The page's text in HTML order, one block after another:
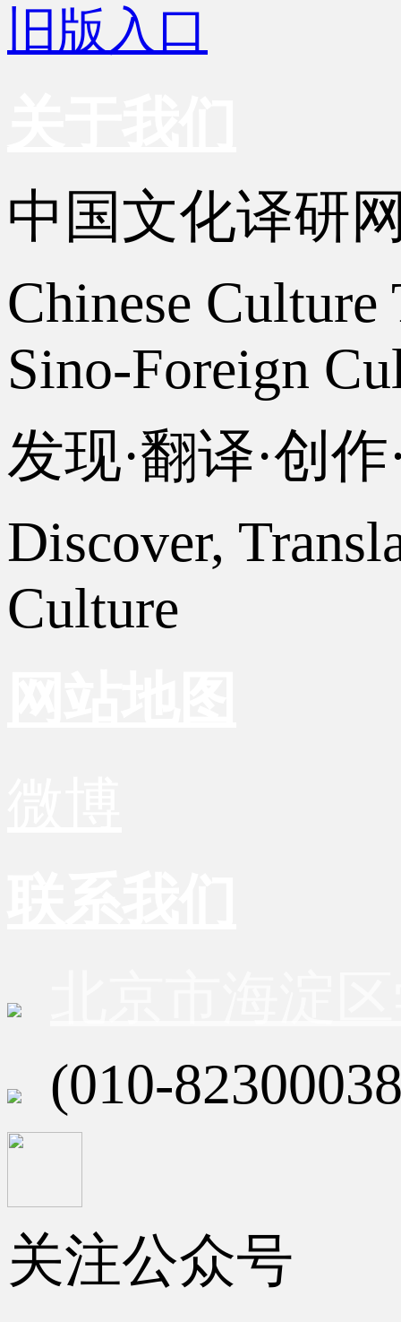
旧版入口
中国文化译研
Chinese
Sino-Foreign
发现·翻译·创
Discover,
Culture
(010-
关注公众号